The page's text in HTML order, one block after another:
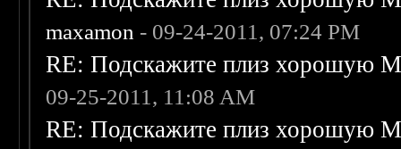
maxamon - 09-24-2011, 07:24 PM
RE: Подскажите плиз хорошую
09-25-2011, 11:08 AM
RE: Подскажите плиз хорошую